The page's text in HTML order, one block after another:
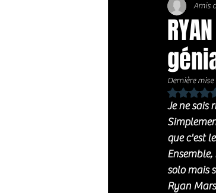
Soft Rock / Folk
Country /
Amis
Dernière
Noté
Je ne sais
que c'est
solo mais
Ryan